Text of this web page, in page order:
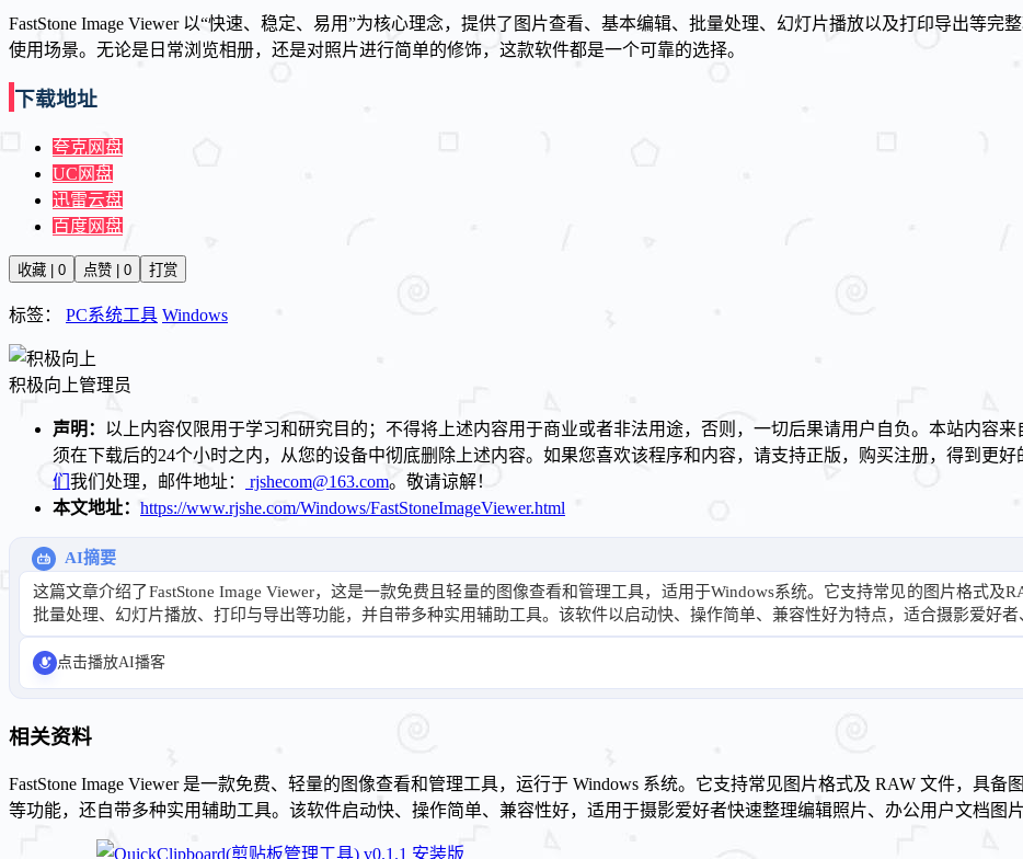
FastStone Image Viewer 以“快速、稳定、易用”为核心理念，提供了图片查看、基本编辑、批量处理、幻灯片播放以及打印导出等
使用场景。无论是日常浏览相册，还是对照片进行简单的修饰，这款软件都是一个可靠的选择。
下载地址
夸克网盘
UC网盘
迅雷云盘
百度网盘
收藏 | 0 点赞 | 0 打赏
标签： PC系统工具 Windows
积极向上管理员
声明： 以上内容仅限用于学习和研究目的；不得将上述内容用于商业或者非法用途，否则，一切后果请用户自负。本站内容
须在下载后的24个小时之内，从您的设备中彻底删除上述内容。如果您喜欢该程序和内容，请支持正版，购买注册，得到更
们 我们处理，邮件地址： rjshecom@163.com。敬请谅解！
本文地址： https://www.rjshe.com/Windows/FastStoneImageViewer.html
AI摘要
这篇文章介绍了FastStone Image Viewer，这是一款免费且轻量的图像查看和管理工具，适用于Windows系统。它支持常见的图片格式及
批量处理、幻灯片播放、打印与导出等功能，并自带多种实用辅助工具。该软件以启动快、操作简单、兼容性好为特点，适合摄影爱好者
点击播放AI播客
相关资料
FastStone Image Viewer 是一款免费、轻量的图像查看和管理工具，运行于 Windows 系统。它支持常见图片格式及 RAW 文件，具
等功能，还自带多种实用辅助工具。该软件启动快、操作简单、兼容性好，适用于摄影爱好者快速整理编辑照片、办公用户文档图